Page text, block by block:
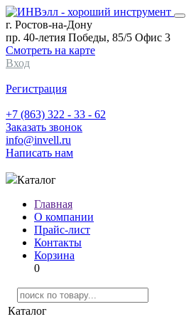
г. Ростов-на-Дону
пр. 40-летия Победы, 85/5 Офис 3
Смотреть на карте
Вход
Регистрация
+7 (863) 322 - 33 - 62
Заказать звонок
info@invell.ru
Написать нам
Каталог
Главная
О компании
Прайс-лист
Контакты
Корзина
0
Каталог